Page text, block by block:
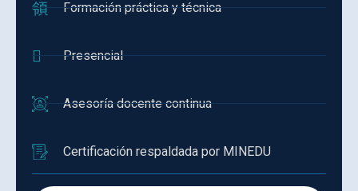
Formación práctica y técnica
Presencial
Asesoría docente continua
Certificación respaldada por MINEDU